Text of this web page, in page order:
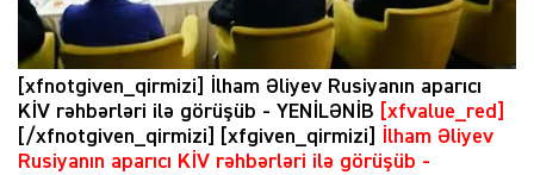
[xfnotgiven_qirmizi] İlham Əliyev Rusiyanın aparıcı
KİV rəhbərləri ilə görüşüb - YENİLƏNİB
[xfvalue_red]
[/xfnotgiven_qirmizi] [xfgiven_qirmizi]
İlham Əliyev
Rusiyanın aparıcı KİV rəhbərləri ilə görüşüb -